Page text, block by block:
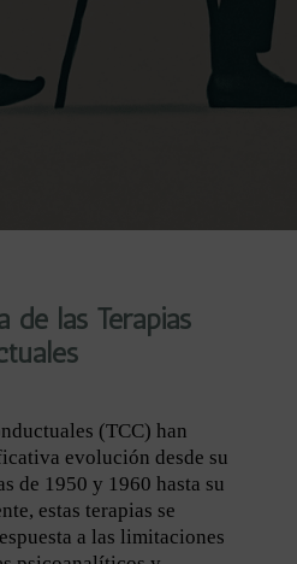
de las Terapias
(TCC) han
evolución desde su
de 1950 y 1960 hasta su
estas terapias se
a las limitaciones